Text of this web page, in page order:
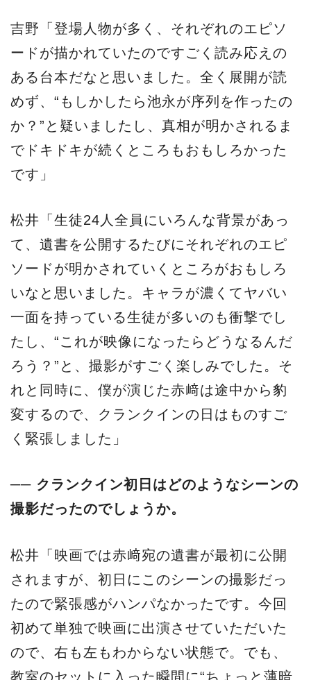
吉野「登場人物が多く、それぞれのエピソ
ードが描かれていたのですごく読み応えの
ある台本だなと思いました。全く展開が読
めず、“もしかしたら池永が序列を作ったの
か？”と疑いましたし、真相が明かされるま
でドキドキが続くところもおもしろかった
です」
松井「生徒24人全員にいろんな背景があっ
て、遺書を公開するたびにそれぞれのエピ
ソードが明かされていくところがおもしろ
いなと思いました。キャラが濃くてヤバい
一面を持っている生徒が多いのも衝撃でし
たし、“これが映像になったらどうなるんだ
ろう？”と、撮影がすごく楽しみでした。そ
れと同時に、僕が演じた赤﨑は途中から豹
変するので、クランクインの日はものすご
く緊張しました」
── クランクイン初日はどのようなシーンの
撮影だったのでしょうか。
松井「映画では赤﨑宛の遺書が最初に公開
されますが、初日にこのシーンの撮影だっ
たので緊張感がハンパなかったです。今回
初めて単独で映画に出演させていただいた
ので、右も左もわからない状態で。でも、
教室のセットに入った瞬間に“ちょっと薄暗